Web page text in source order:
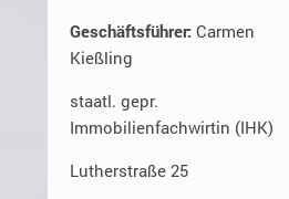
Geschäftsführer:Carmen
Kießling
staatl. gepr.
Immobilienfachwirtin (IHK)
Lutherstraße 25